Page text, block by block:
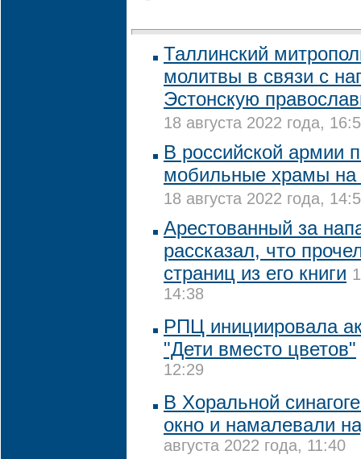
Таллинский
молитвы в связи с
Эстонскую
18 августа 2022 года,
В российской армии
мобильные храмы на
18 августа 2022 года,
Арестованный за
рассказал, что
страниц из его книги
14:38
РПЦ инициировала
"Дети вместо цветов"
12:29
В Хоральной
окно и намалевали
августа 2022 года, 11:40